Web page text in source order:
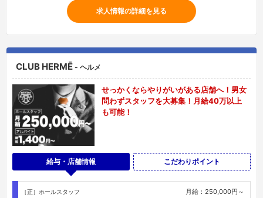
求人情報の詳細を見る
CLUB HERMĒ - ヘルメ
せっかくならやりがいがある店舗へ！男女
問わずスタッフを大募集！月給40万以上
も可能！
給与・店舗情報 こだわりポイント
［正］ホールスタッフ 月給：250,000円～